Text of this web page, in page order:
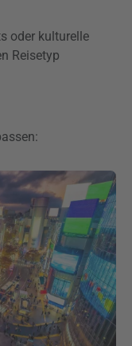
oder kulturelle
Reisetyp